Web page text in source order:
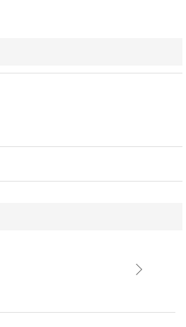
変更の際はご容赦ください。
写真4枚目）と、プチプチと段
ナベシマ 日本酒 レア 希
能古見 東一 東長 ブラックラ
大吟醸 純米吟醸 花陽浴 射